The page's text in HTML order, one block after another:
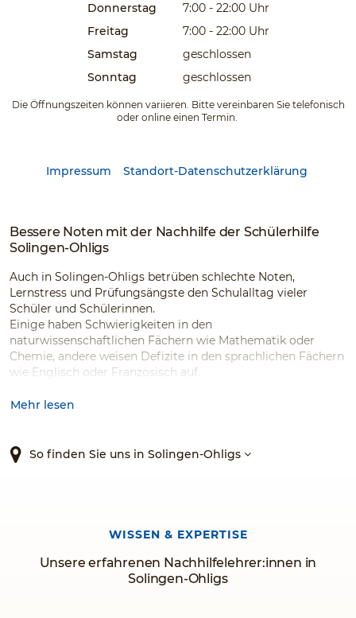
Donnerstag
7:00 - 22:00Uhr
Freitag
7:00 - 22:00Uhr
Samstag
geschlossen
Sonntag
geschlossen
Die Öffnungszeiten können variieren. Bitte vereinbaren Sie telefonisch
oder online einen Termin.
Impressum Standort-Datenschutzerklärung
Bessere Noten mit der Nachhilfe der Schülerhilfe
Solingen-Ohligs
Auch in Solingen-Ohligs betrüben schlechte Noten,
Lernstress und Prüfungsängste den Schulalltag vieler
Schüler und Schülerinnen.
Einige haben Schwierigkeiten in den
naturwissenschaftlichen Fächern wie Mathematik oder
Chemie, andere weisen Defizite in den sprachlichen Fächern
wie Englisch oder Französisch auf.
können helfen!
jede Klasse sowie für jede Schulart an, geführt von unseren
fachlich als auch pädagogisch kompetenten
Abi-Crashkurse, um für jeden individuellen Bedarf eine
Mehr lesen
So finden Sie uns in Solingen-Ohligs
Unsere erfahrenen Nachhilfelehrer:innen in
Solingen-Ohligs
WISSEN & EXPERTISE